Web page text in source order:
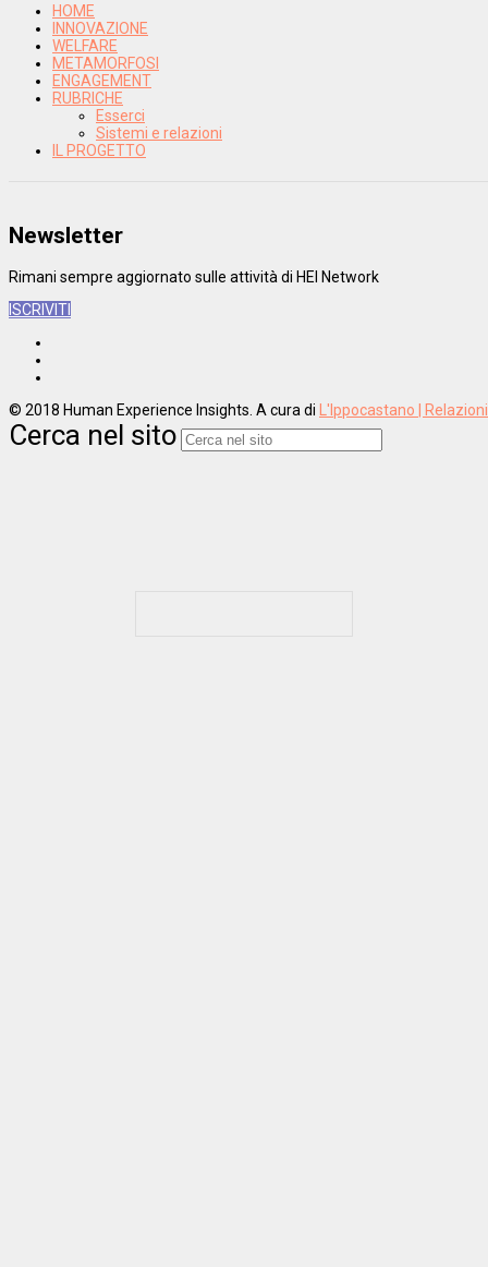
HOME
INNOVAZIONE
WELFARE
METAMORFOSI
ENGAGEMENT
RUBRICHE
Esserci
Sistemi e relazioni
IL PROGETTO
Newsletter
Rimani sempre aggiornato sulle attività di HEI Network
ISCRIVITI
© 2018 Human Experience Insights. A cura di L'Ippocastano |
Cerca nel sito